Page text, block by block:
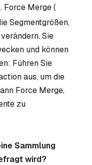
Force Merge (
Segmentgrößen,
Sie
und können
Führen Sie
aus, um die
Force Merge,
zu
Sammlung
wird?